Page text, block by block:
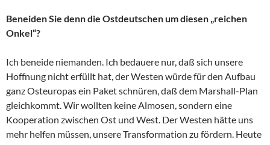
Beneiden Sie denn die Ostdeutschen um diesen „reichen
Onkel“?
Ich beneide niemanden. Ich bedauere nur, daß sich unsere
Hoffnung nicht erfüllt hat, der Westen würde für den Aufbau
ganz Osteuropas ein Paket schnüren, daß dem Marshall-Plan
gleichkommt. Wir wollten keine Almosen, sondern eine
Kooperation zwischen Ost und West. Der Westen hätte uns
mehr helfen müssen, unsere Transformation zu fördern. Heute